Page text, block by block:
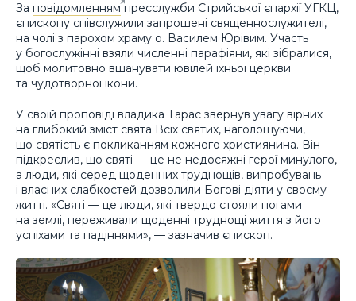
За повідомленнямпресслужби Стрийської єпархії УГКЦ,
єпископу співслужили запрошені священнослужителі,
на чолі з парохом храму о. Василем Юрівим. Участь
у богослужінні взяли численні парафіяни, які зібралися,
щоб молитовно вшанувати ювілей їхньої церкви
та чудотворної ікони.
У своїй проповіді владика Тарас звернув увагу вірних
на глибокий зміст свята Всіх святих, наголошуючи,
що святість є покликанням кожного християнина. Він
підкреслив, що святі — це не недосяжні герої минулого,
а люди, які серед щоденних труднощів, випробувань
і власних слабкостей дозволили Богові діяти у своєму
житті. «Святі — це люди, які твердо стояли ногами
на землі, переживали щоденні труднощі життя з його
успіхами та падіннями», — зазначив єпископ.